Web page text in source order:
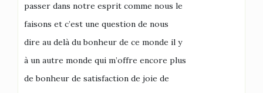
passer dans notre esprit comme nous le
faisons et c’est une question de nous
dire au delà du bonheur de ce monde il y
à un autre monde qui m’offre encore plus
de bonheur de satisfaction de joie de